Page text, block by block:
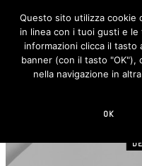
Questo sito utilizza cookie
in linea con i tuoi gusti e
informazioni clicca il tasto
banner (con il tasto "OK"),
nella navigazione in
OK